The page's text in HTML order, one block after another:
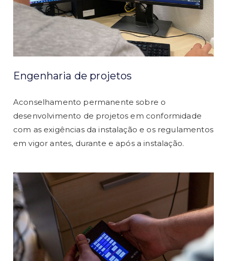
Engenharia de projetos
Aconselhamento permanente sobre o
desenvolvimento de projetos em conformidade
com as exigências da instalação e os regulamentos
em vigor antes, durante e após a instalação.